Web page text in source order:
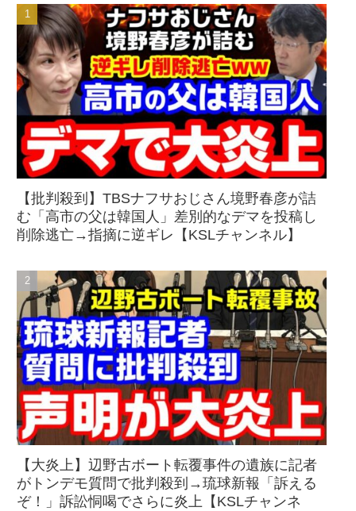
【批判殺到】TBSナフサおじさん境野春彦が詰
む「高市の父は韓国人」差別的なデマを投稿し
削除逃亡→指摘に逆ギレ【KSLチャンネル】
【大炎上】辺野古ボート転覆事件の遺族に記者
がトンデモ質問で批判殺到→琉球新報「訴える
ぞ！」訴訟恫喝でさらに炎上【KSLチャンネ